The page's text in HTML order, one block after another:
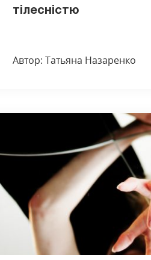
тілесністю
Автор: Татьяна Назаренко